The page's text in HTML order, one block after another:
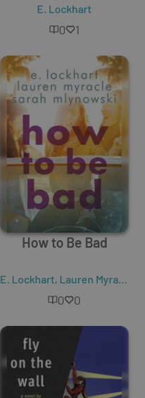
E. Lockhart
0 1
How to Be Bad
E. Lockhart, Lauren Myracle
0 0